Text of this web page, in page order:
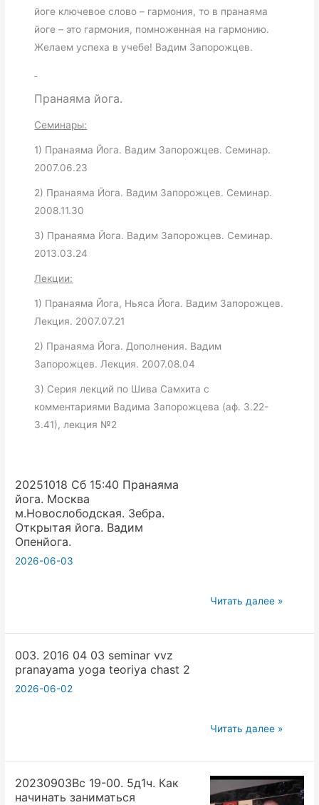
йоге ключевое слово – гармония, то в пранаяма
йоге – это гармония, помноженная на гармонию.
Желаем успеха в учебе! Вадим Запорожцев.
Пранаяма йога.
Семинары:
1) Пранаяма Йога. Вадим Запорожцев. Семинар.
2007.06.23
2) Пранаяма Йога. Вадим Запорожцев. Семинар.
2008.11.30
3) Пранаяма Йога. Вадим Запорожцев. Семинар.
2013.03.24
Лекции:
1) Пранаяма Йога, Ньяса Йога. Вадим Запорожцев.
Лекция. 2007.07.21
2) Пранаяма Йога. Дополнения. Вадим
Запорожцев. Лекция. 2007.08.04
3) Серия лекций по Шива Самхита с
комментариями Вадима Запорожцева (аф. 3.22-
3.41), лекция №2
20251018 Сб 15:40 Пранаяма
йога. Москва
м.Новослободская. Зебра.
Открытая йога. Вадим
Опенйога.
2026-06-03
20251018
йога.
йога.
Опенйога.
Читать далее »
003. 2016 04 03 seminar vvz
pranayama yoga teoriya chast 2
2026-06-02
003.
04
03
seminar
Читать далее »
20230903Вс 19-00. 5д1ч. Как
начинать заниматься